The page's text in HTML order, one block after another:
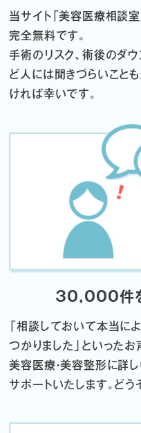
当サイト「美容医療相談
完全無料です。
手術のリスク、術後のダ
ど 人には聞きづらいこと
ければ幸いです。
30,000件
「相談しておいて本当に
つかりました」 といったお
美容医療・美容整形に詳
サポートいたします。 どう